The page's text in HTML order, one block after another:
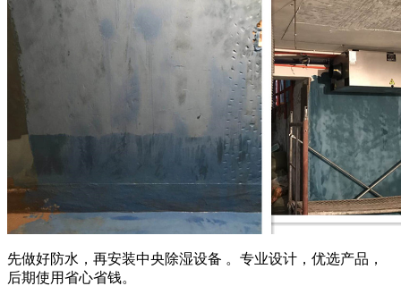
先做好防水，再安装中央除湿设备 。专业设计，优选产品，
后期使用省心省钱。